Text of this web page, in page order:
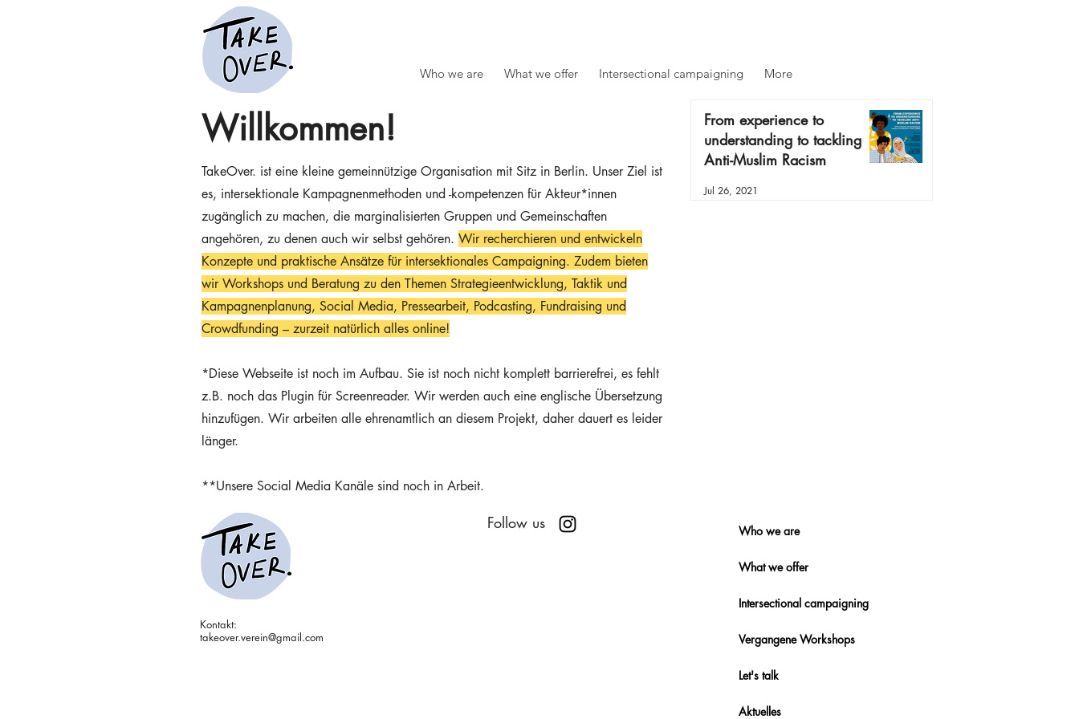
Who we are What we offer Intersectional campaigning More
Willkommen!
TakeOver. ist eine kleine gemeinnützige Organisation mit Sitz in Berlin. Unser Ziel ist
es, intersektionale Kampagnenmethoden und -kompetenzen für Akteur*innen
zugänglich zu machen, die marginalisierten Gruppen und Gemeinschaften
angehören, zu denen auch wir selbst gehören. Wir recherchieren und entwickeln
Konzepte und praktische Ansätze für intersektionales Campaigning. Zudem bieten
wir Workshops und Beratung zu den Themen Strategieentwicklung, Taktik und
Kampagnenplanung, Social Media, Pressearbeit, Podcasting, Fundraising und
Crowdfunding – zurzeit natürlich alles online!
*Diese Webseite ist noch im Aufbau. Sie ist noch nicht komplett barrierefrei, es fehlt
z.B. noch das Plugin für Screenreader. Wir werden auch eine englische Übersetzung
hinzufügen. Wir arbeiten alle ehrenamtlich an diesem Projekt, daher dauert es leider
länger.
**Unsere Social Media Kanäle sind noch in Arbeit.
From experience to
understanding to tackling
Anti-Muslim Racism
Jul 26, 2021
Follow us
Kontakt:
takeover.verein@gmail.com
Who we are
What we offer
Intersectional campaigning
Vergangene Workshops
Let's talk
Aktuelles